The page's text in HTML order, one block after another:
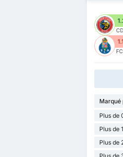
Marqué
Plus de
Plus de
Plus de